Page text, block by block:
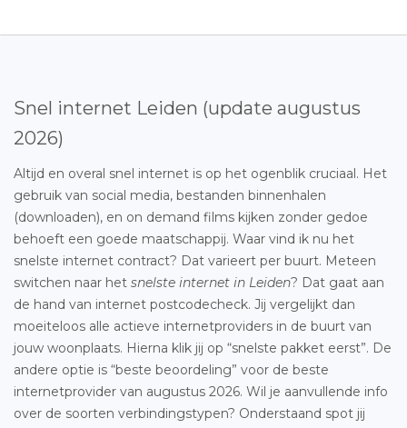
Snel internet Leiden (update augustus
2026)
Altijd en overal snel internet is op het ogenblik cruciaal. Het
gebruik van social media, bestanden binnenhalen
(downloaden), en on demand films kijken zonder gedoe
behoeft een goede maatschappij. Waar vind ik nu het
snelste internet contract? Dat varieert per buurt. Meteen
switchen naar het snelste internet in Leiden? Dat gaat aan
de hand van internet postcodecheck. Jij vergelijkt dan
moeiteloos alle actieve internetproviders in de buurt van
jouw woonplaats. Hierna klik jij op “snelste pakket eerst”. De
andere optie is “beste beoordeling” voor de beste
internetprovider van augustus 2026. Wil je aanvullende info
over de soorten verbindingstypen? Onderstaand spot jij